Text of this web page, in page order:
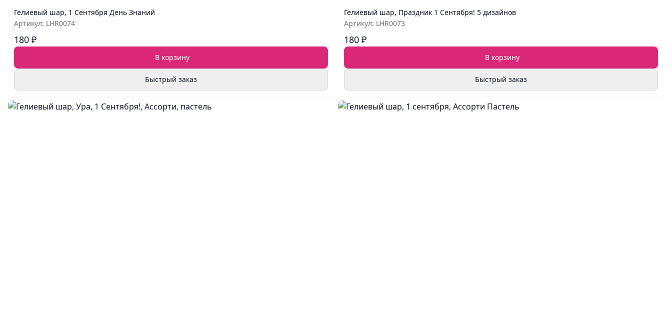
Гелиевый шар, 1 Сентября День Знаний
Артикул: LHR0074
180 ₽
В корзину
Быстрый заказ
Гелиевый шар, Праздник 1 Сентября! 5 дизайнов
Артикул: LHR0073
180 ₽
В корзину
Быстрый заказ